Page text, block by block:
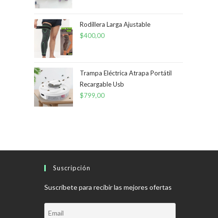
Rodillera Larga Ajustable
$400,00
Trampa Eléctrica Atrapa Portátil
Recargable Usb
$799,00
Suscripción
Suscríbete para recibir las mejores ofertas